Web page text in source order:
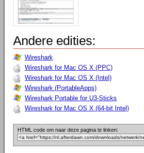
Andere edities:
Wireshark
Wireshark for Mac OS X (PPC)
Wireshark for Mac OS X (Intel)
Wireshark (PortableApps)
Wireshark Portable for U3-Sticks
Wireshark for Mac OS X (64-bit Intel)
HTML code om naar deze pagina te linken: